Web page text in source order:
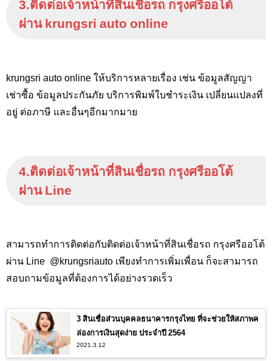
3.ติดต่อเจ้าหน้าที่สินเชื่อรถ กรุงศรีออโต้
ผ่าน krungsri auto online
krungsri auto online ให้บริการหลายเรื่อง เช่น ข้อมูลสัญญา
เช่าซื้อ ข้อมูลประกันภัย บริการพิมพ์ใบชำระเงิน เปลี่ยนแปลงที่
อยู่ ต่อภาษี และอื่นๆอีกมากมาย
4.ติดต่อเจ้าหน้าที่สินเชื่อรถ กรุงศรีออโต้
ผ่าน Line
สามารถทำการติดต่อกับติดต่อเจ้าหน้าที่สินเชื่อรถ กรุงศรีออโต้
ผ่าน Line @krungsriauto เพียงทำการเพิ่มเพื่อน ก็จะสามารถ
สอบถามข้อมูลที่ต้องการได้อย่างรวดเร็ว
3 สินเชื่อส่วนบุคคลธนาคารกรุงไทย ที่จะช่วยให้สภาพค
ล่องการเงินสุดง่าย ประจำปี 2564
2021.3.12